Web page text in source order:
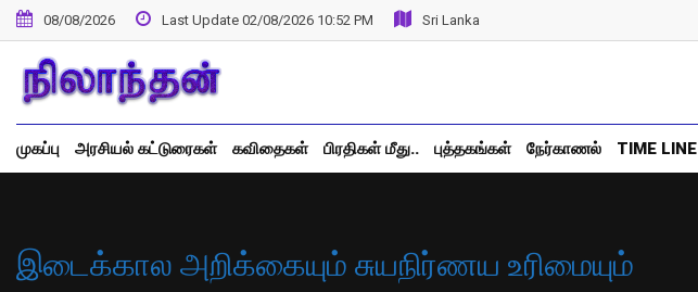
Skip
to
content
08/08/2026 Last Update 02/08/2026 10:52 PM Sri Lanka
முகப்பு அரசியல் கட்டுரைகள் கவிதைகள் பிரதிகள் மீது.. புத்தகங்கள் நேர்காணல் TIME LINE
இடைக்கால அறிக்கையும் சுயநிர்ணய உரிமையும்